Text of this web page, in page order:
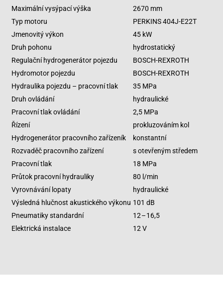
Maximální vysýpací výška
2670 mm
Typ motoru
PERKINS 404J-E22T
Jmenovitý výkon
45 kW
Druh pohonu
hydrostatický
Regulační hydrogenerátor pojezdu
BOSCH-REXROTH
Hydromotor pojezdu
BOSCH-REXROTH
Hydraulika pojezdu – pracovní tlak
35 MPa
Druh ovládání
hydraulické
Pracovní tlak ovládání
2,5 MPa
Řízení
prokluzováním kol
Hydrogenerátor pracovního zařízeník
konstantní
Rozvaděč pracovního zařízení
s otevřeným středem
Pracovní tlak
18 MPa
Průtok pracovní hydrauliky
80 l/min
Vyrovnávání lopaty
hydraulické
Výsledná hlučnost akustického výkonu 101 dB
Pneumatiky standardní
12 – 16,5
Elektrická instalace
12 V